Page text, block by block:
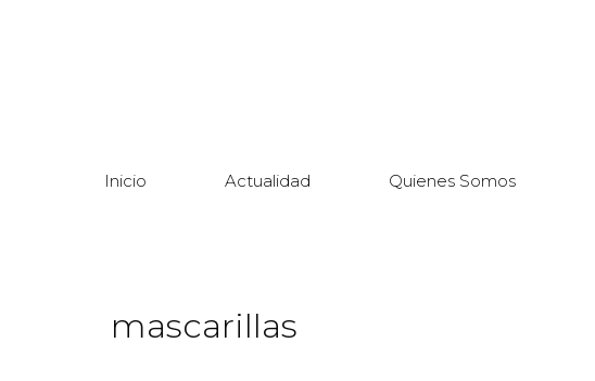
Inicio Actualidad Quienes Somos
mascarillas